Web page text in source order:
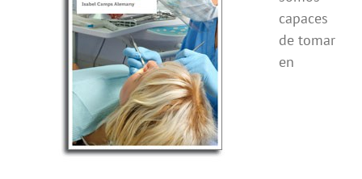
capaces
de tomar
en